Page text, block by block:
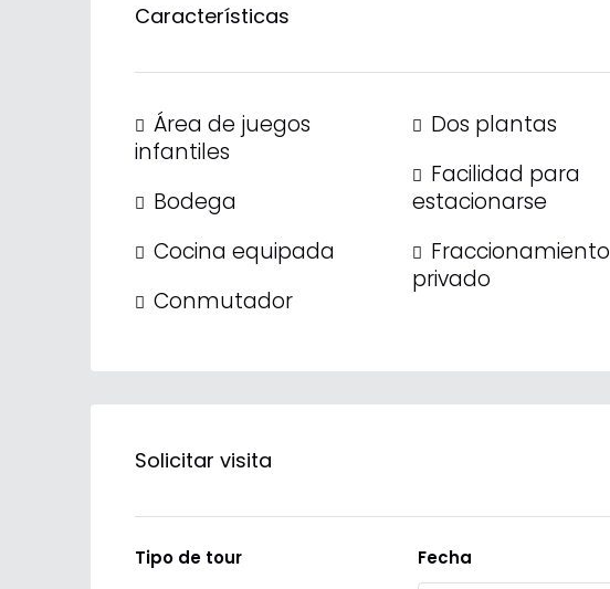
Características
Área de juegos
infantiles
Bodega
Cocina equipada
Conmutador
Dos plantas
Facilidad para
estacionarse
Fraccionamiento
privado
Solicitar visita
Tipo de tour Fecha